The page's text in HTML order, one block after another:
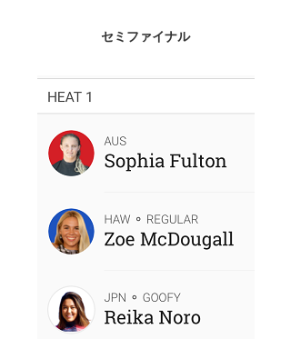
セミファイナル
OYZ
Soulman
waka☆=
たっちー